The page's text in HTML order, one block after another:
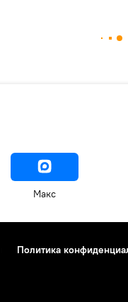
Макс
Политика